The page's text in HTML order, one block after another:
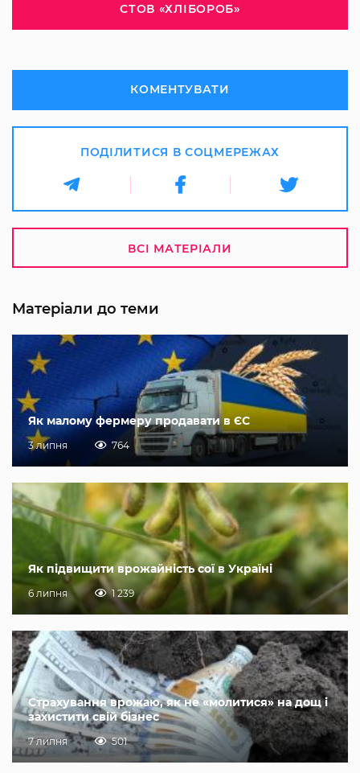
СТОВ «ХЛІБОРОБ»
КОМЕНТУВАТИ
ПОДІЛИТИСЯ В СОЦМЕРЕЖАХ
ВСІ МАТЕРІАЛИ
Матеріали до теми
Як малому фермеру продавати в ЄС
3 липня 764
Як підвищити врожайність сої в Україні
6 липня 1 239
Страхування врожаю, як не «молитися» на дощ і
захистити свій бізнес
7 липня 501